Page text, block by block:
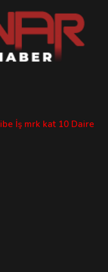
İş mrk kat 10 Daire